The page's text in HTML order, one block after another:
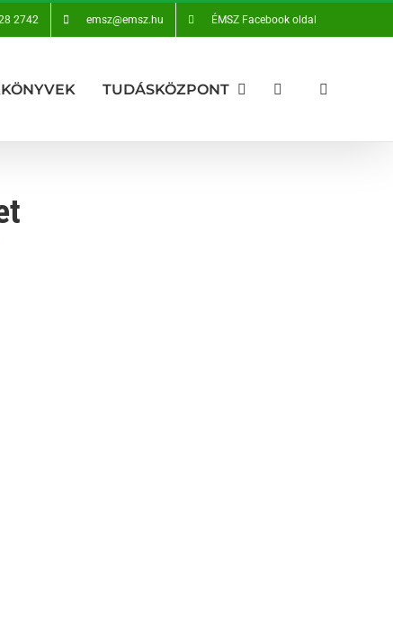
2742 emsz@emsz.hu ÉMSZ Facebook oldal
TUDÁSKÖZPONT